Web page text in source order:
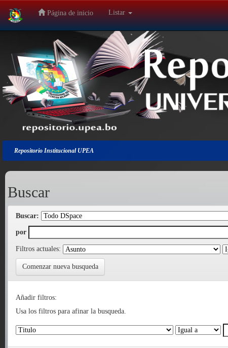
Salir
navegación
Página de inicio Listar
Repositorio Institucional UPEA
Buscar
Buscar:
por
Filtros actuales:
Comenzar nueva busqueda
Añadir filtros:
Usa los filtros para afinar la busqueda.